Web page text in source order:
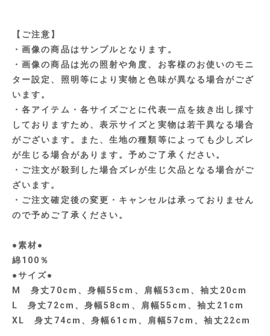
【ご注意】
・画像の商品はサンプルとなります。
・画像の商品は光の照射や角度、お客様のお使いのモニ
ター設定、照明等により実物と色味が異なる場合がござ
います。
・各アイテム・各サイズごとに代表一点を抜き出し採寸
しておりますため、表示サイズと実物は若干異なる場合
がございます。また、生地の種類等によっても少しズレ
が生じる場合があります。予めご了承ください。
・ご注文が殺到した場合ズレが生じ欠品となる場合がご
ざいます。
・ご注文確定後の変更・キャンセルは承っておりません
ので予めご了承ください。
●素材●
綿100％
●サイズ●
M 身丈70cm、身幅55cm、肩幅53cm、袖丈20cm
L 身丈72cm、身幅58cm、肩幅55cm、袖丈21cm
XL 身丈74cm、身幅61cm、肩幅57cm、袖丈22cm